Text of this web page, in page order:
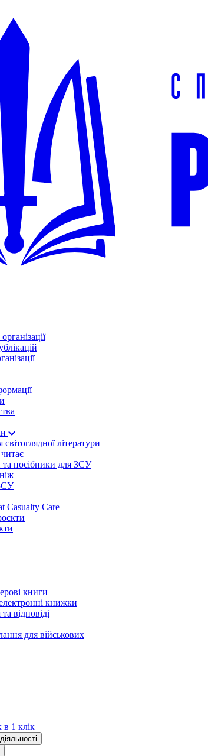
літератури
та посібники для ЗСУ
Casualty Care
книги
книжки
відповіді
для військових
в 1 клік